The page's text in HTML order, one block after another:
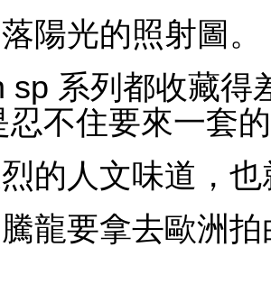
陽光的照射圖。
sp 系列都收藏得
忍不住要來一套
的人文味道，
龍要拿去歐洲